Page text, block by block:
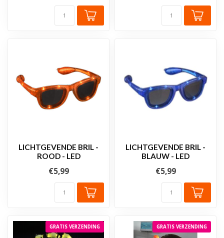
LICHTGEVENDE BRIL -
ROOD - LED
€5,99
LICHTGEVENDE BRIL -
BLAUW - LED
€5,99
GRATIS VERZENDING GRATIS VERZENDING